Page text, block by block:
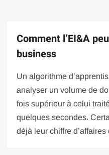
Comment l’EI&A
business
Un algorithme
analyser un volume de
fois supérieur à celui
quelques secondes.
déjà leur chiffre